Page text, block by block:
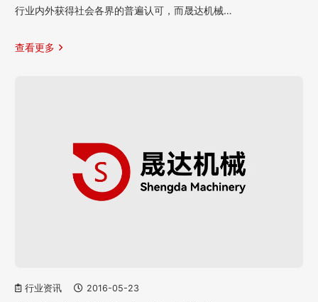
行业内外获得社会各界的普遍认可，而晟达机械…
查看更多
行业资讯 2016-05-23